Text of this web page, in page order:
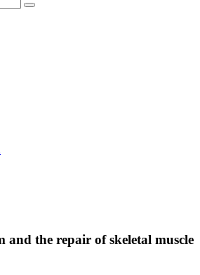
and the repair of skeletal muscle